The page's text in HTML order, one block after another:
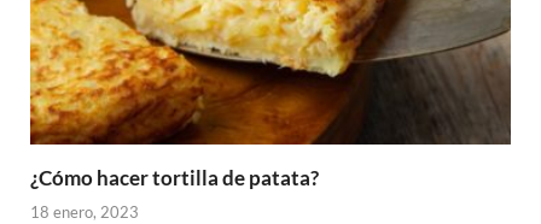
¿Cómo hacer tortilla de patata?
18 enero, 2023